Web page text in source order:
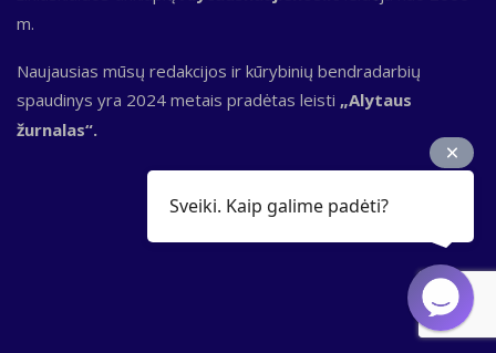
m.
Naujausias mūsų redakcijos ir kūrybinių bendradarbių
spaudinys yra 2024 metais pradėtas leisti „Alytaus
žurnalas“.
Sveiki. Kaip galime padėti?